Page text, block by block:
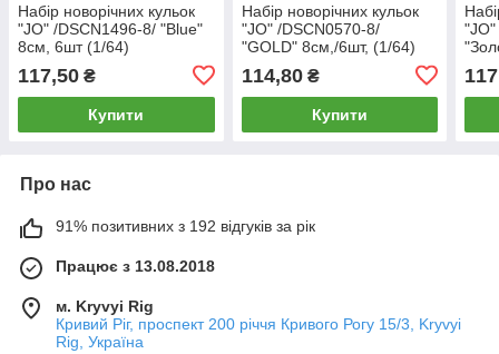
Набір новорічних кульок
"JO" /DSCN1496-8/ "Blue"
8см, 6шт (1/64)
117,50 ₴
Купити
Набір новорічних кульок
"JO" /DSCN0570-8/
"GOLD" 8см,/6шт, (1/64)
114,80₴
Купити
Про нас
91% позитивних з 192 відгуків за рік
Працює з 13.08.2018
м. Kryvyi Rig
Кривий Ріг, проспект 200 річчя Кривого Рогу 15/3, Kryvyi
Rig, Україна